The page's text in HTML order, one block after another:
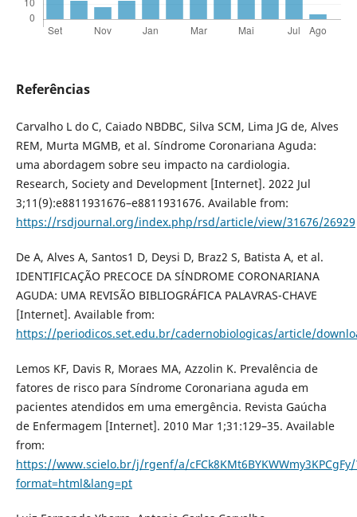
Referências
Carvalho L do C, Caiado NBDBC, Silva SCM, Lima JG de, Alves
REM, Murta MGMB, et al. Síndrome Coronariana Aguda:
uma abordagem sobre seu impacto na cardiologia.
Research, Society and Development [Internet]. 2022 Jul
3;11(9):e8811931676–e8811931676. Available from:
https://rsdjournal.org/index.php/rsd/article/view/31676/26929
‌De A, Alves A, Santos1 D, Deysi D, Braz2 S, Batista A, et al.
IDENTIFICAÇÃO PRECOCE DA SÍNDROME CORONARIANA
AGUDA: UMA REVISÃO BIBLIOGRÁFICA PALAVRAS-CHAVE
[Internet]. Available from:
https://periodicos.set.edu.br/cadernobiologicas/article/
Lemos KF, Davis R, Moraes MA, Azzolin K. Prevalência de
fatores de risco para Síndrome Coronariana aguda em
pacientes atendidos em uma emergência. Revista Gaúcha
de Enfermagem [Internet]. 2010 Mar 1;31:129–35. Available
from:
https://www.scielo.br/j/rgenf/a/cFCk8KMt6BYKWWmy3KPCgFy/
format=html&lang=pt